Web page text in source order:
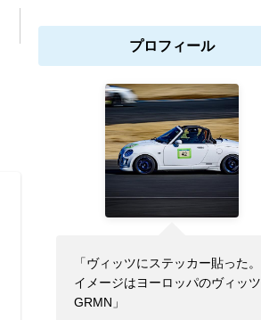
プロフィール
「ヴィッツにステッカー貼った。
イメージはヨーロッパのヴィッツ
GRMN」